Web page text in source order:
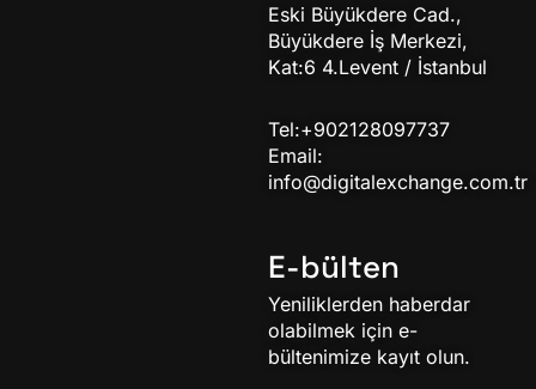
Eski Büyükdere Cad.,
Büyükdere İş Merkezi,
Kat:6 4.Levent / İstanbul
Tel:+902128097737
Email:
info@digitalexchange.com.tr
E-bülten
Yeniliklerden haberdar
olabilmek için e-
bültenimize kayıt olun.